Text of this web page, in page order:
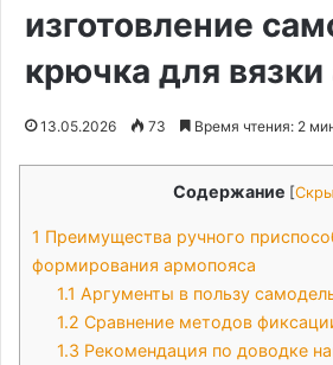
изготовление
крючка для
13.05.2026 73 Время чтения: 2
Содержание [
1 Преимущества ручного
формирования армопояса
1.1 Аргументы в пользу
1.2 Сравнение методов
1.3 Рекомендация по доводке